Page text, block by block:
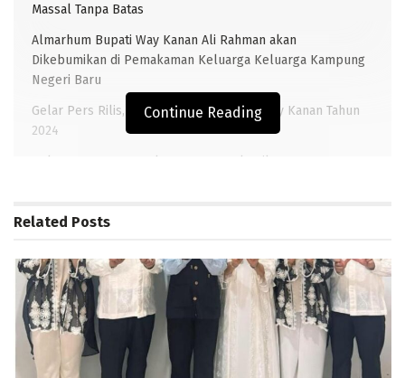
Massal Tanpa Batas
Almarhum Bupati Way Kanan Ali Rahman akan
Dikebumikan di Pemakaman Keluarga Keluarga Kampung
Negeri Baru
Gelar Pers Rilis, Berikut Capaian BNNK Way Kanan Tahun
2024
Polres Way Kanan gelar upacara pelantikan Kasat
Asap masih menyelimuti wilayah Blambangan Umpu
Kabupaten Way Kanan, Kabut Asap tersebut sudah
mulai dirasakan warga sejak hari Jumat kemarin.
Bahkan, hari ini Minggu, (10/11/2019) Kabut Asap yang
terlihat, nampak semakin parah.
Continue Reading
Related Posts